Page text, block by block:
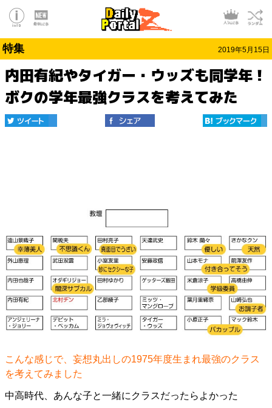
特集 2019年5月15日
内田有紀やタイガー・ウッズも同学年！
ボクの学年最強クラスを考えてみた
こんな感じで、妄想丸出しの1975年度生まれ最強のクラス
を考えてみました
中高時代、あんな子と一緒にクラスだったらよかった